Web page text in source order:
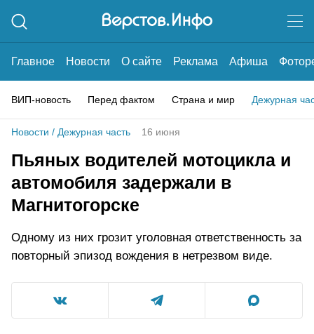
Главное Новости О сайте Реклама Афиша
ВИП-новость Перед фактом Страна и мир Дежурная
Новости / Дежурная часть 16 июня
Пьяных водителей мотоцикла и
автомобиля задержали в
Магнитогорске
Одному из них грозит уголовная ответственность за
повторный эпизод вождения в нетрезвом виде.